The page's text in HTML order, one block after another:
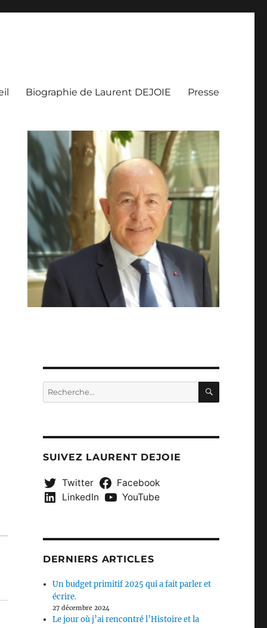
Biographie de Laurent DEJOIE Presse
Recherche
pour :
SUIVEZ LAURENT DEJOIE
Twitter
Facebook
LinkedIn
YouTube
DERNIERS ARTICLES
Un budget primitif 2025 qui a fait parler et
écrire.
27 décembre 2024
Le jour où j’ai rencontré l’Histoire et la